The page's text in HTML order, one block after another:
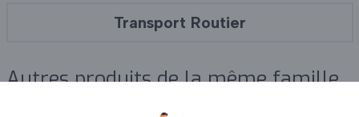
Transport Routier
Autres produits de la même famille